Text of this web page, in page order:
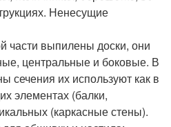
Ненесущие
части выпилены доски, они
центральные и боковые. В
сечения их используют как в
элементах (балки,
(каркасные стены).